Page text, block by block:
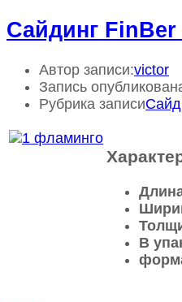
Сайдинг
Автор записи:victor
Запись
Рубрика записи
В